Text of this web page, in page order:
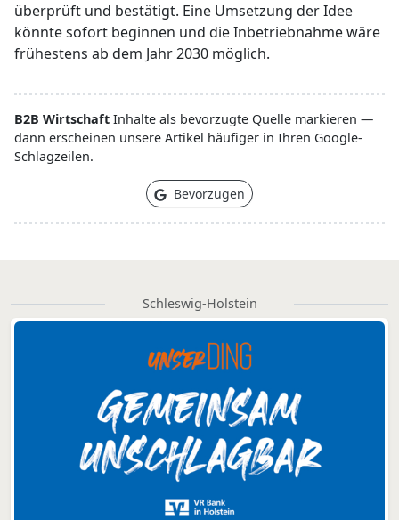
überprüft und bestätigt. Eine Umsetzung der Idee
könnte sofort beginnen und die Inbetriebnahme wäre
frühestens ab dem Jahr 2030 möglich.
B2B Wirtschaft Inhalte als bevorzugte Quelle markieren —
dann erscheinen unsere Artikel häufiger in Ihren Google-
Schlagzeilen.
Bevorzugen
Schleswig-Holstein